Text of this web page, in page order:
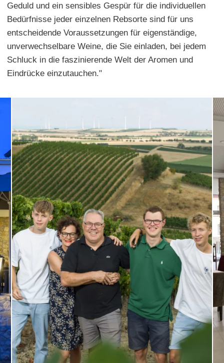
Geduld und ein sensibles Gespür für die individuellen
Bedürfnisse jeder einzelnen Rebsorte sind für uns
entscheidende Voraussetzungen für eigenständige,
unverwechselbare Weine, die Sie einladen, bei jedem
Schluck in die faszinierende Welt der Aromen und
Eindrücke einzutauchen."